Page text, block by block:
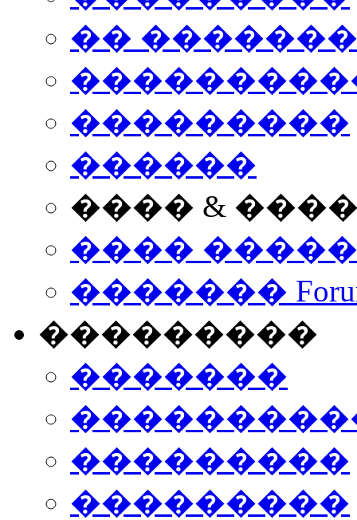
��
���������
������
���� &
����
�������
���������
�������
���������
���������